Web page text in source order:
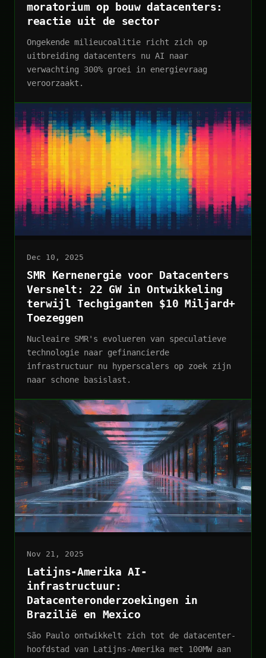
moratorium op bouw datacenters:
reactie uit de sector
Ongekende milieucoalitie richt zich op
uitbreiding datacenters nu AI naar
verwachting 300% groei in energievraag
veroorzaakt.
Dec 10, 2025
SMR Kernenergie voor Datacenters
Versnelt: 22 GW in Ontwikkeling
terwijl Techgiganten $10 Miljard+
Toezeggen
Nucleaire SMR's evolueren van speculatieve
technologie naar gefinancierde
infrastructuur nu hyperscalers op zoek zijn
naar schone basislast.
Nov 21, 2025
Latijns-Amerika AI-
infrastructuur:
Datacenteronderzoekingen in
Brazilië en Mexico
São Paulo ontwikkelt zich tot de datacenter-
hoofdstad van Latijns-Amerika met 100MW aan